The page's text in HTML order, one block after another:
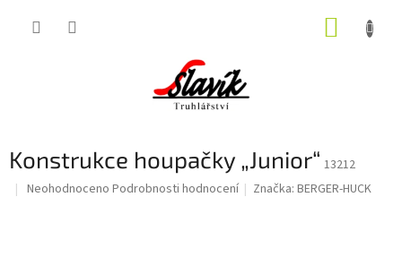
Konstrukce houpačky „Junior“ 13212
Průměrné
Neohodnoceno Podrobnosti hodnocení Značka:BERGER-HUCK